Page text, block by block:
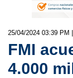
25/04/2024 03:39 PM
FMI
4.000